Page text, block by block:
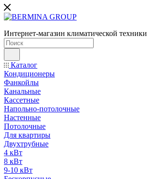
Интернет-магазин климатической техники
Каталог
Кондиционеры
Фанкойлы
Канальные
Кассетные
Напольно-потолочные
Настенные
Потолочные
Для квартиры
Двухтрубные
4 кВт
8 кВт
9-10 кВт